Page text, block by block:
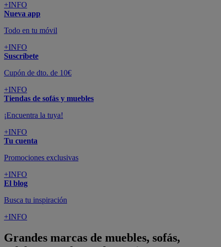
+INFO
Nueva app
Todo en tu móvil
+INFO
Suscríbete
Cupón de dto. de 10€
+INFO
Tiendas de sofás y muebles
¡Encuentra la tuya!
+INFO
Tu cuenta
Promociones exclusivas
+INFO
El blog
Busca tu inspiración
+INFO
Grandes marcas de muebles, sofás,